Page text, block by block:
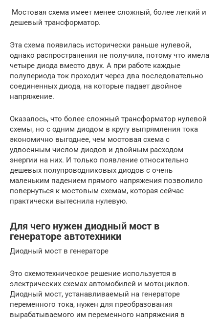
Мостовая схема имеет менее сложный, более легкий и
дешевый трансформатор.
Эта схема появилась исторически раньше нулевой,
однако распространения не получила, потому что имела
четыре диода вместо двух. А при работе каждые
полупериода ток проходит через два последовательно
соединенных диода, на которые падает двойное
напряжение.
Оказалось, что более сложный трансформатор нулевой
схемы, но с одним диодом в кругу выпрямления тока
экономично выгоднее, чем мостовая схема с
удвоенным числом диодов и двойным расходом
энергии на них. И только появление относительно
дешевых полупроводниковых диодов с очень
маленьким падением прямого напряжения позволило
повернуться к мостовым схемам, которая сейчас
практически вытеснила нулевую.
Для чего нужен диодный мост в
генераторе автотехники
Диодный мост в генераторе
Это схемотехническое решение используется в
электрических схемах автомобилей и мотоциклов.
Диодный мост, устанавливаемый на генераторе
переменного тока, нужен для преобразования
вырабатываемого им переменного напряжения в